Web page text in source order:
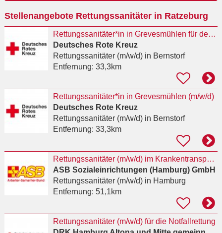
eingeben
Stellenangebote Rettungssanitäter in Ratzeburg
Rettungssanitäter*in in Grevesmühlen für den qualifizierten Krankentransport (m/w/d)
Deutsches Rote Kreuz
Rettungssanitäter (m/w/d)in Bernstorf
Entfernung: 33,3km
Rettungssanitäter*in in Grevesmühlen (m/w/d)
Deutsches Rote Kreuz
Rettungssanitäter (m/w/d)in Bernstorf
Entfernung: 33,3km
Rettungssanitäter (m/w/d) im Krankentransport (w/m/d)
ASB Sozialeinrichtungen (Hamburg) GmbH
Rettungssanitäter (m/w/d)in Hamburg
Entfernung: 51,1km
Rettungssanitäter (m/w/d) für die Notfallrettung